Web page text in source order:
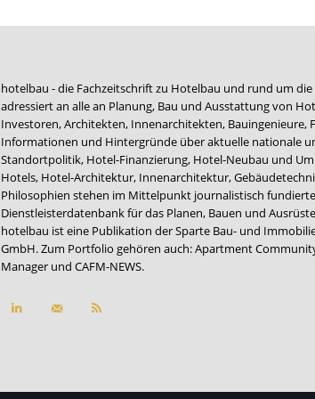
hotelbau - die Fachzeitschrift zu Hotelbau und rund um
adressiert an alle an Planung, Bau und Ausstattung von
Investoren, Architekten, Innenarchitekten,
Informationen und Hintergründe über aktuelle nationale
Standortpolitik, Hotel-Finanzierung, Hotel-Neubau und
Hotels, Hotel-Architektur, Innenarchitektur,
Philosophien stehen im Mittelpunkt journalistisch
Dienstleisterdatenbank für das Planen, Bauen und
hotelbau ist eine Publikation der Sparte Bau- und
GmbH. Zum Portfolio gehören auch:Apartment
Manager und CAFM-NEWS.